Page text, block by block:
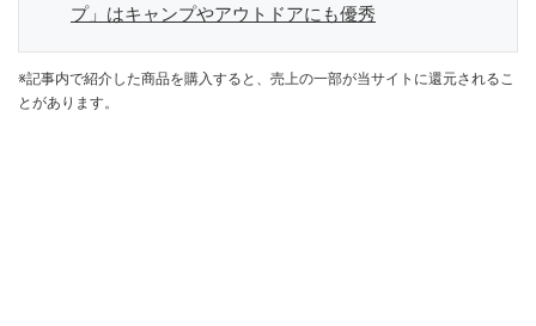
プ」はキャンプやアウトドアにも優秀
※記事内で紹介した商品を購入すると、売上の一部が当サイトに還元されるこ
とがあります。